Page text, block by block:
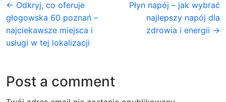
← Odkryj, co oferuje
głogowska 60 poznań –
najciekawsze miejsca i
usługi w tej lokalizacji
Płyn napój – jak wybrać
najlepszy napój dla
zdrowia i energii →
Post a comment